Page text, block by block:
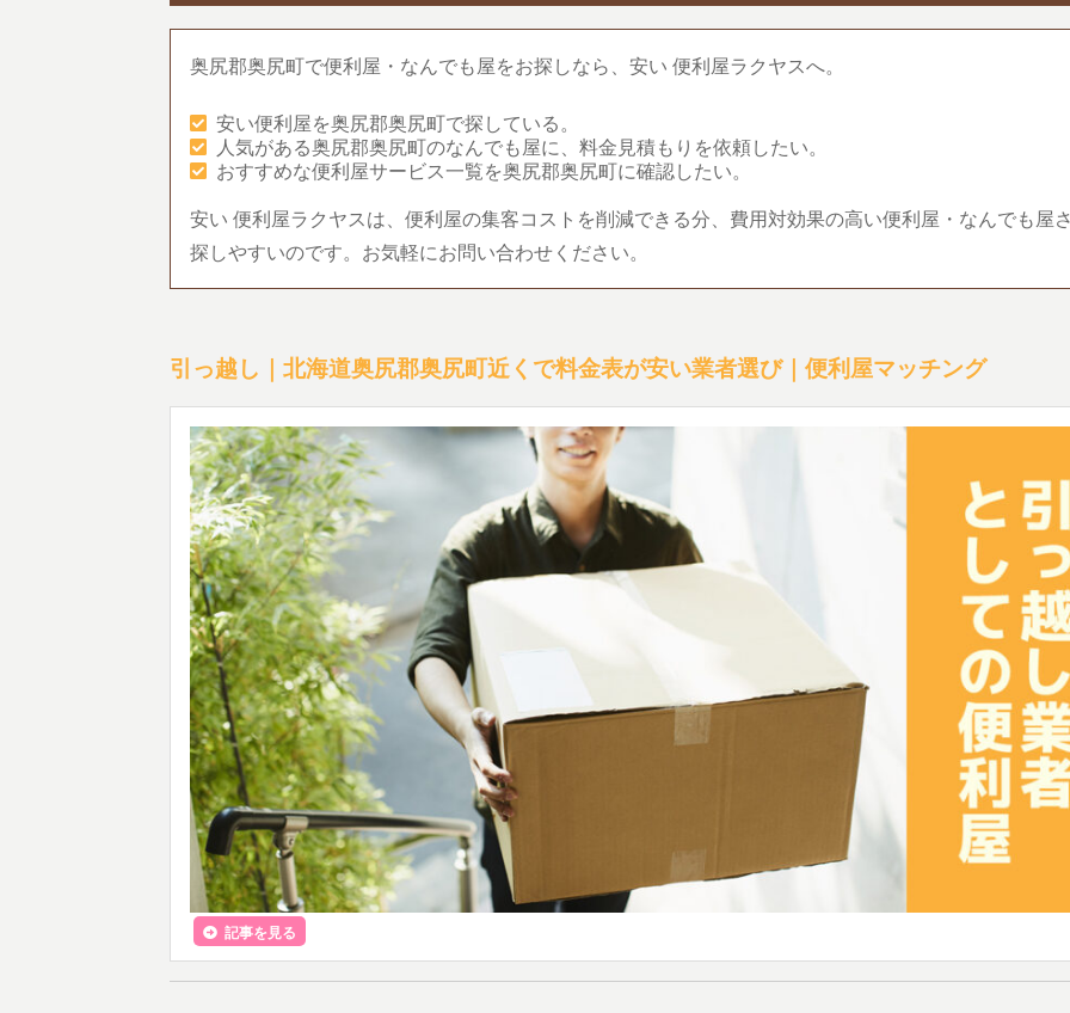
奥尻郡奥尻町で便利屋・なんでも屋をお探しなら、安い 便利屋ラクヤスへ。
安い便利屋を奥尻郡奥尻町で探している。
人気がある奥尻郡奥尻町のなんでも屋に、料金見積もりを依頼したい。
おすすめな便利屋サービス一覧を奥尻郡奥尻町に確認したい。
安い 便利屋ラクヤスは、便利屋の集客コストを削減できる分、費用対効果の高い便利屋・なんでも屋
探しやすいのです。お気軽にお問い合わせください。
引っ越し｜北海道奥尻郡奥尻町近くで料金表が安い業者選び｜便利屋マッチング
記事を見る